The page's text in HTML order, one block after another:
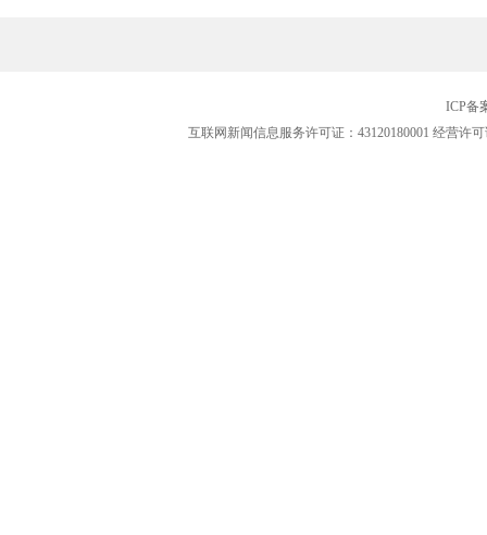
ICP备
互联网新闻信息服务许可证：43120180001 经营许可